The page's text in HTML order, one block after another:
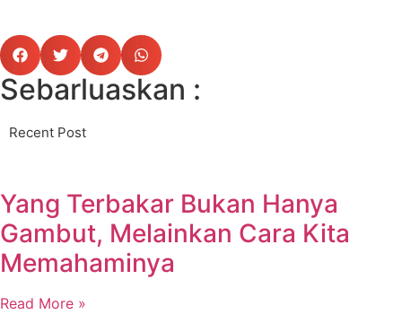
Sebarluaskan :
Recent Post
Yang Terbakar Bukan Hanya
Gambut, Melainkan Cara Kita
Memahaminya
Read More »